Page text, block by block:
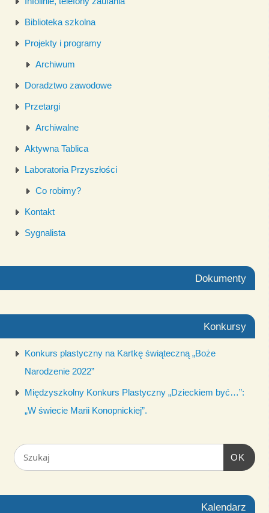
Biblioteka szkolna
Projekty i programy
Archiwum
Doradztwo zawodowe
Przetargi
Archiwalne
Aktywna Tablica
Laboratoria Przyszłości
Co robimy?
Kontakt
Sygnalista
Dokumenty
Konkursy
Konkurs plastyczny na Kartkę świąteczną „Boże
Narodzenie 2022”
Międzyszkolny Konkurs Plastyczny „Dzieckiem być…”:
„W świecie Marii Konopnickiej”.
OK
Kalendarz